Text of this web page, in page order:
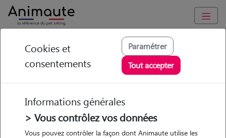
Animaute Auvergne-Rhône-Alpes Rhône/Villefranche-sur-Saône
Rachel - Petsitter à
VILLEFRANCHE SUR
SAONE
Cookies et
consentements
Paramétrer
Tout accepter
Informations générales
> Vous contrôlez vos données
Vous pouvez contrôler la façon dont Animaute utilise les